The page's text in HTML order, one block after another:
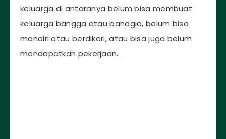
keluarga di antaranya belum bisa membuat
keluarga bangga atau bahagia, belum bisa
mandiri atau berdikari, atau bisa juga belum
mendapatkan pekerjaan.